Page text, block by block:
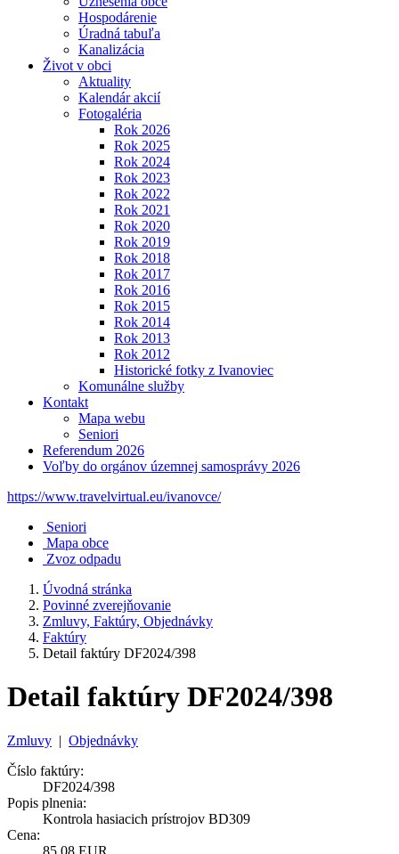
Hospodárenie
Úradná tabuľa
Kanalizácia
Život v obci
Aktuality
Kalendár akcií
Fotogaléria
Rok 2026
Rok 2025
Rok 2024
Rok 2023
Rok 2022
Rok 2021
Rok 2020
Rok 2019
Rok 2018
Rok 2017
Rok 2016
Rok 2015
Rok 2014
Rok 2013
Rok 2012
Historické fotky z Ivanoviec
Komunálne služby
Kontakt
Mapa webu
Seniori
Referendum 2026
Voľby do orgánov územnej samosprávy 2026
https://www.travelvirtual.eu/ivanovce/
Seniori
Mapa obce
Zvoz odpadu
Úvodná stránka
Povinné zverejňovanie
Zmluvy, Faktúry, Objednávky
Faktúry
Detail faktúry DF2024/398
Detail faktúry DF2024/398
Zmluvy | Objednávky
Číslo faktúry:
DF2024/398
Popis plnenia:
Kontrola hasiacich prístrojov BD309
Cena:
85,08 EUR